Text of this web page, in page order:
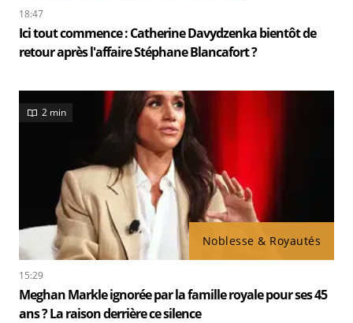
18:47
Ici tout commence : Catherine Davydzenka bientôt de
retour après l'affaire Stéphane Blancafort ?
Noblesse & Royautés
2 min
15:29
Meghan Markle ignorée par la famille royale pour ses 45
ans ? La raison derrière ce silence